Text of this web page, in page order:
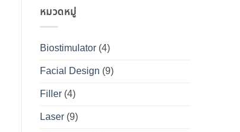
หมวดหมู่
Biostimulator (4)
Facial Design (9)
Filler (4)
Laser (9)